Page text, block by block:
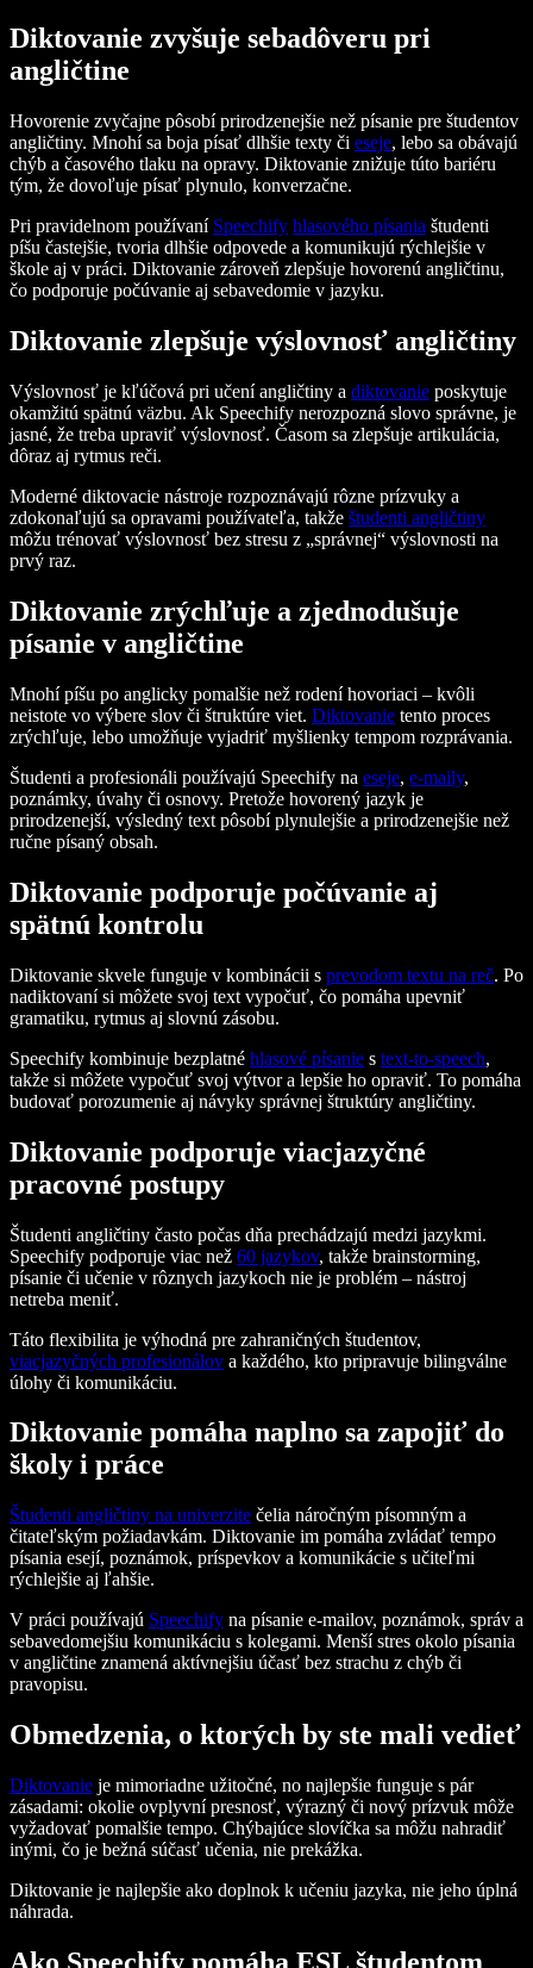
Diktovanie zvyšuje sebadôveru pri
angličtine
Hovorenie zvyčajne pôsobí prirodzenejšie než písanie pre študentov
angličtiny. Mnohí sa boja písať dlhšie texty či eseje, lebo sa obávajú
chýb a časového tlaku na opravy. Diktovanie znižuje túto bariéru
tým, že dovoľuje písať plynulo, konverzačne.
Pri pravidelnom používaní Speechify hlasového písania študenti
píšu častejšie, tvoria dlhšie odpovede a komunikujú rýchlejšie v
škole aj v práci. Diktovanie zároveň zlepšuje hovorenú angličtinu,
čo podporuje počúvanie aj sebavedomie v jazyku.
Diktovanie zlepšuje výslovnosť angličtiny
Výslovnosť je kľúčová pri učení angličtiny a diktovanie poskytuje
okamžitú spätnú väzbu. Ak Speechify nerozpozná slovo správne, je
jasné, že treba upraviť výslovnosť. Časom sa zlepšuje artikulácia,
dôraz aj rytmus reči.
Moderné diktovacie nástroje rozpoznávajú rôzne prízvuky a
zdokonaľujú sa opravami používateľa, takže študenti angličtiny
môžu trénovať výslovnosť bez stresu z „správnej“ výslovnosti na
prvý raz.
Diktovanie zrýchľuje a zjednodušuje
písanie v angličtine
Mnohí píšu po anglicky pomalšie než rodení hovoriaci – kvôli
neistote vo výbere slov či štruktúre viet. Diktovanie tento proces
zrýchľuje, lebo umožňuje vyjadriť myšlienky tempom rozprávania.
Študenti a profesionáli používajú Speechify na eseje, e-maily,
poznámky, úvahy či osnovy. Pretože hovorený jazyk je
prirodzenejší, výsledný text pôsobí plynulejšie a prirodzenejšie než
ručne písaný obsah.
Diktovanie podporuje počúvanie aj
spätnú kontrolu
Diktovanie skvele funguje v kombinácii s prevodom textu na reč. Po
nadiktovaní si môžete svoj text vypočuť, čo pomáha upevniť
gramatiku, rytmus aj slovnú zásobu.
Speechify kombinuje bezplatné hlasové písanie s text-to-speech,
takže si môžete vypočuť svoj výtvor a lepšie ho opraviť. To pomáha
budovať porozumenie aj návyky správnej štruktúry angličtiny.
Diktovanie podporuje viacjazyčné
pracovné postupy
Študenti angličtiny často počas dňa prechádzajú medzi jazykmi.
Speechify podporuje viac než 60 jazykov, takže brainstorming,
písanie či učenie v rôznych jazykoch nie je problém – nástroj
netreba meniť.
Táto flexibilita je výhodná pre zahraničných študentov,
viacjazyčných profesionálov a každého, kto pripravuje bilingválne
úlohy či komunikáciu.
Diktovanie pomáha naplno sa zapojiť do
školy i práce
Študenti angličtiny na univerzite čelia náročným písomným a
čitateľským požiadavkám. Diktovanie im pomáha zvládať tempo
písania esejí, poznámok, príspevkov a komunikácie s učiteľmi
rýchlejšie aj ľahšie.
V práci používajú Speechify na písanie e-mailov, poznámok, správ a
sebavedomejšiu komunikáciu s kolegami. Menší stres okolo písania
v angličtine znamená aktívnejšiu účasť bez strachu z chýb či
pravopisu.
Obmedzenia, o ktorých by ste mali vedieť
Diktovanie je mimoriadne užitočné, no najlepšie funguje s pár
zásadami: okolie ovplyvní presnosť, výrazný či nový prízvuk môže
vyžadovať pomalšie tempo. Chýbajúce slovíčka sa môžu nahradiť
inými, čo je bežná súčasť učenia, nie prekážka.
Diktovanie je najlepšie ako doplnok k učeniu jazyka, nie jeho úplná
náhrada.